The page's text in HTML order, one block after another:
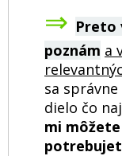
⇒ Preto
poznám a
sa
dielo čo
mi